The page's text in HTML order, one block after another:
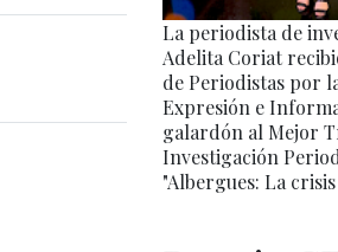
La periodista de
Adelita Coriat
de Periodistas por
Expresión e
galardón al Mejor
Investigación
"Albergues: La